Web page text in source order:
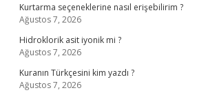
Kurtarma seçeneklerine nasıl erişebilirim ?
Ağustos 7, 2026
Hidroklorik asit iyonik mi ?
Ağustos 7, 2026
Kuranın Türkçesini kim yazdı ?
Ağustos 7, 2026